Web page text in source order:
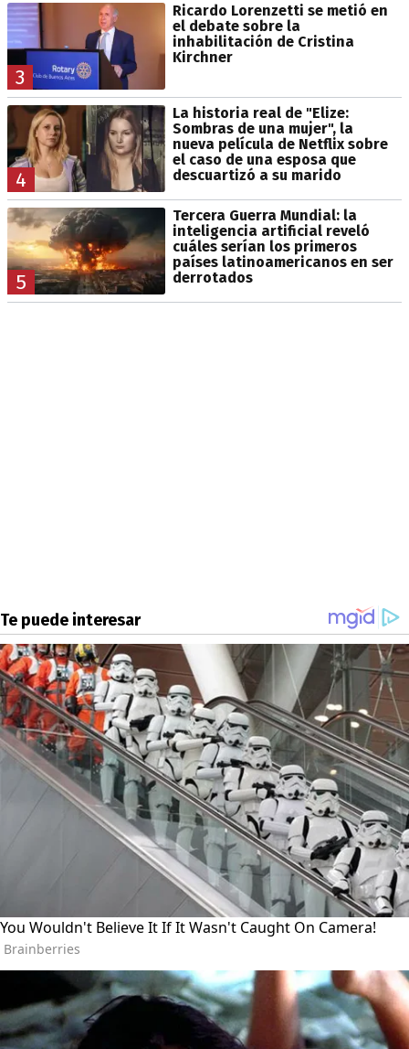
3
Ricardo Lorenzetti se metió en
el debate sobre la
inhabilitación de Cristina
Kirchner
4
La historia real de "Elize:
Sombras de una mujer", la
nueva película de Netflix sobre
el caso de una esposa que
descuartizó a su marido
5
Tercera Guerra Mundial: la
inteligencia artificial reveló
cuáles serían los primeros
países latinoamericanos en ser
derrotados